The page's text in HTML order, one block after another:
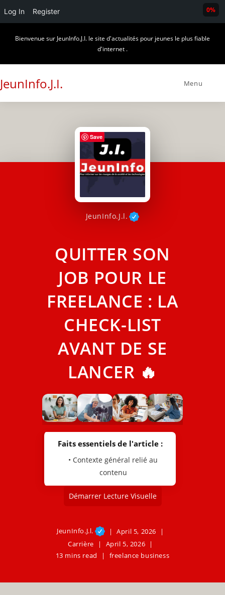
Log In Register
Bienvenue sur JeunInfo.J.I. le site d'actualités pour jeunes le plus fiable
d'internet .
JeunInfo.J.I. Menu
JeunInfo.J.l.
QUITTER SON
JOB POUR LE
FREELANCE : LA
CHECK-LIST
AVANT DE SE
LANCER 🔥
Faits essentiels de l'article :
• Contexte général relié au
contenu
Démarrer Lecture Visuelle
JeunInfo.J.l.
April 5, 2026
Carrière
April 5, 2026
13 mins read
freelance business
0%
Save